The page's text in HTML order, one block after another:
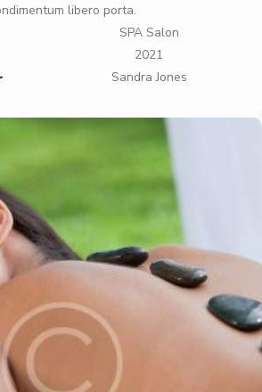
libero porta.
SPA Salon
2021
Sandra Jones